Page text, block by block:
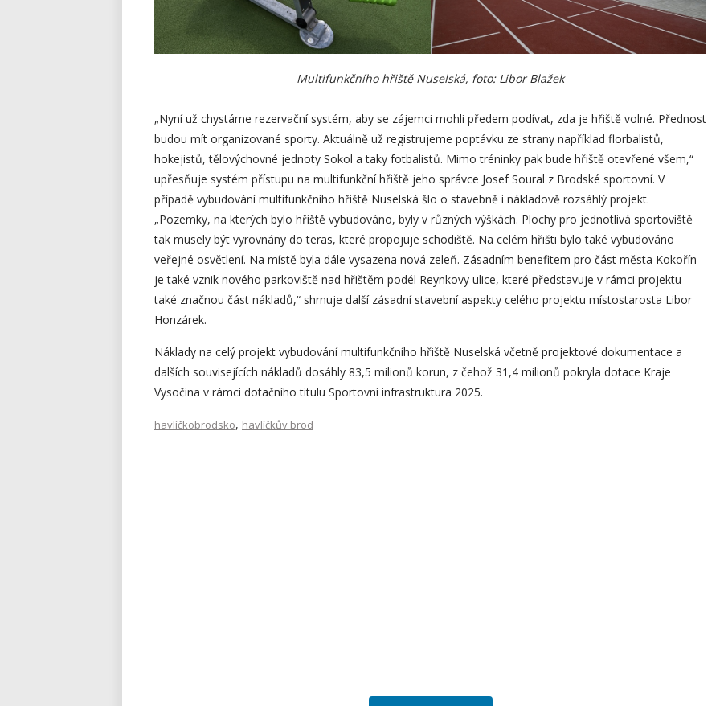
Multifunkčního hřiště Nuselská, foto: Libor Blažek
„Nyní už chystáme rezervační systém, aby se zájemci mohli předem podívat, zda je hřiště volné. Přednost
budou mít organizované sporty. Aktuálně už registrujeme poptávku ze strany například florbalistů,
hokejistů, tělovýchovné jednoty Sokol a taky fotbalistů. Mimo tréninky pak bude hřiště otevřené všem,“
upřesňuje systém přístupu na multifunkční hřiště jeho správce Josef Soural z Brodské sportovní. V
případě vybudování multifunkčního hřiště Nuselská šlo o stavebně i nákladově rozsáhlý projekt.
„Pozemky, na kterých bylo hřiště vybudováno, byly v různých výškách. Plochy pro jednotlivá sportoviště
tak musely být vyrovnány do teras, které propojuje schodiště. Na celém hřišti bylo také vybudováno
veřejné osvětlení. Na místě byla dále vysazena nová zeleň. Zásadním benefitem pro část města Kokořín
je také vznik nového parkoviště nad hřištěm podél Reynkovy ulice, které představuje v rámci projektu
také značnou část nákladů,“ shrnuje další zásadní stavební aspekty celého projektu místostarosta Libor
Honzárek.
Náklady na celý projekt vybudování multifunkčního hřiště Nuselská včetně projektové dokumentace a
dalších souvisejících nákladů dosáhly 83,5 milionů korun, z čehož 31,4 milionů pokryla dotace Kraje
Vysočina v rámci dotačního titulu Sportovní infrastruktura 2025.
havlíčkobrodsko, havlíčkův brod